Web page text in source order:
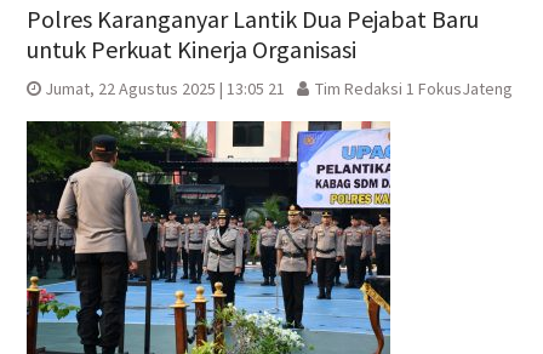
Polres Karanganyar Lantik Dua Pejabat Baru
untuk Perkuat Kinerja Organisasi
Jumat, 22 Agustus 2025 | 13:05 21 Tim Redaksi 1 FokusJateng